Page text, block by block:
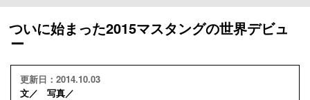
ついに始まった2015マスタングの世界デビュ
ー
更新日：2014.10.03
文／ 写真／